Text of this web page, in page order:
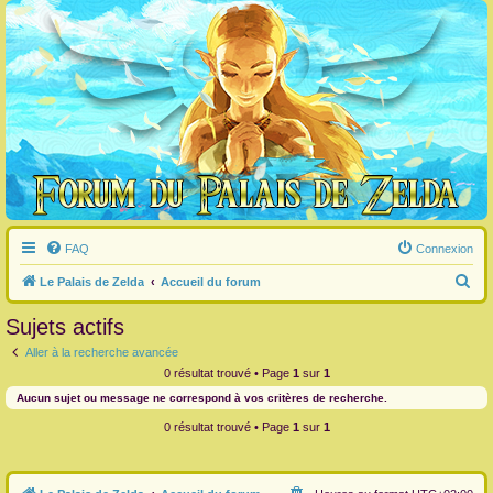
FAQ Connexion
Le Palais de Zelda Accueil du forum
e
e
r
Sujets actifs
Aller à la recherche avancée
0 résultat trouvé • Page 1 sur 1
Aucun sujet ou message ne correspond à vos critères de recherche.
0 résultat trouvé • Page 1 sur 1